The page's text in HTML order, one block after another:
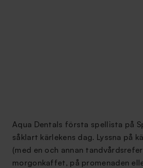
Aqua Dentals första spellista på
såklart kärlekens dag. Lyssna på
(med en och annan
morgonkaffet, på promenaden